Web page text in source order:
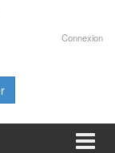
Connexion